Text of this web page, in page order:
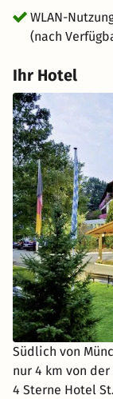
WLAN-
(nach
Ihr Hotel
Südlich von
nur 4 km von
4 Sterne Hotel